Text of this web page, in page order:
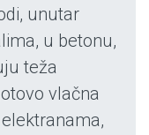
unutar
u betonu,
teža
vlačna